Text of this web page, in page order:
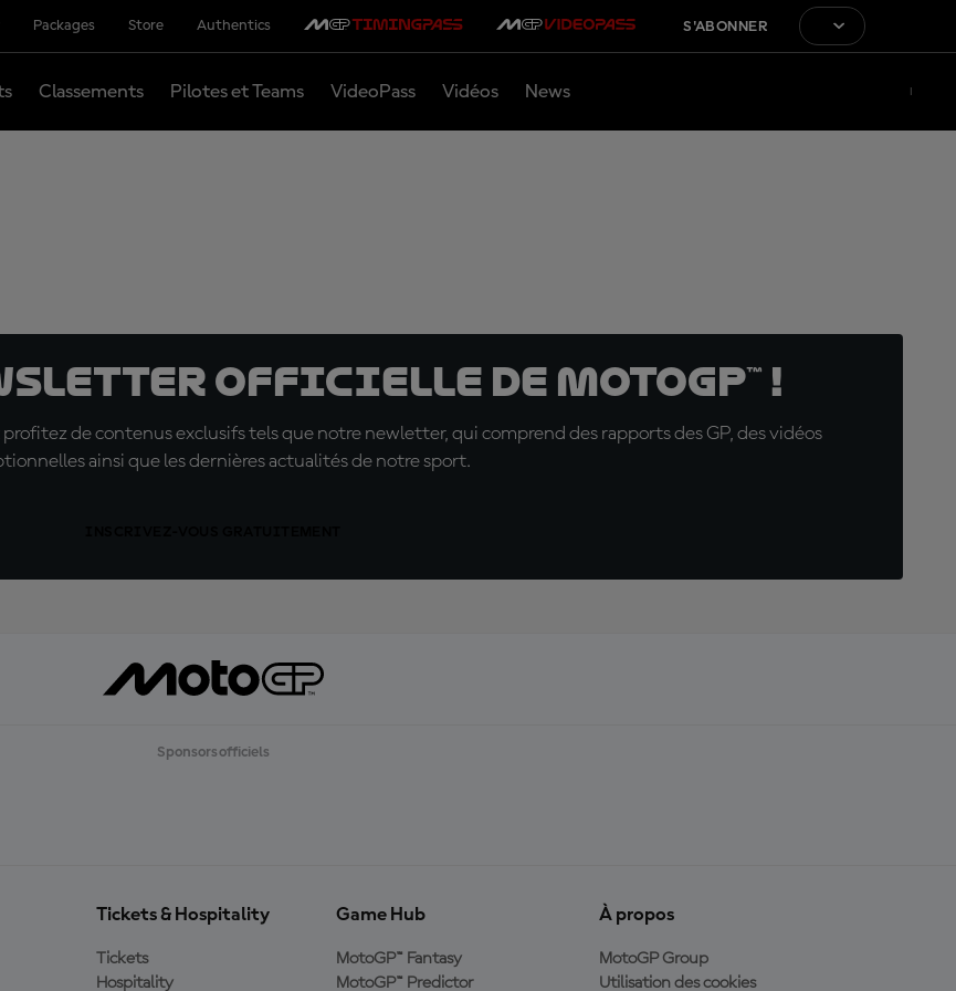
Packages Store Authentics S'ABONNER
Classements Pilotes et Teams VideoPass Vidéos News
officielle de MotoGP™ !
de contenus exclusifs tels que notre newletter, qui comprend des rapports des GP, des vidéos
ainsi que les dernières actualités de notre sport.
Sponsors officiels
Tickets & Hospitality
Tickets
Hospitality
Game Hub
MotoGP™ Fantasy
MotoGP™ Predictor
À propos
MotoGP Group
Utilisation des cookies